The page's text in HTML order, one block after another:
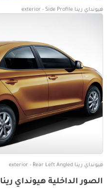
هيونداي رينا exterior - Side Profile
هيونداي رينا exterior - Rear Left Angled
الصور الداخلية هيونداي رينا